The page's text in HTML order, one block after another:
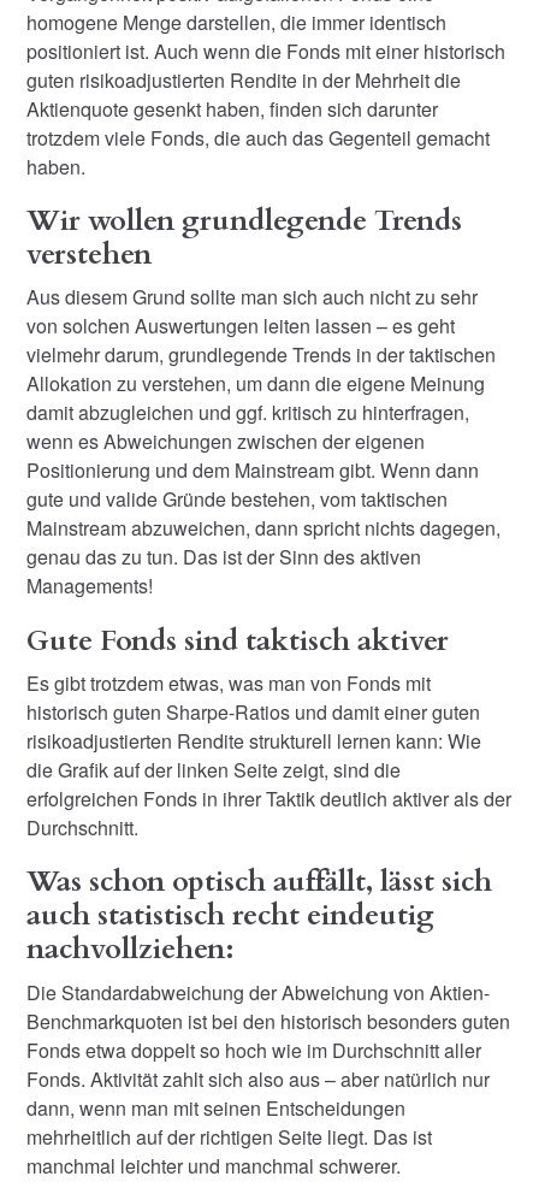
homogene Menge darstellen, die immer identisch
positioniert ist. Auch wenn die Fonds mit einer historisch
guten risikoadjustierten Rendite in der Mehrheit die
Aktienquote gesenkt haben, finden sich darunter
trotzdem viele Fonds, die auch das Gegenteil gemacht
haben.
Wir wollen grundlegende Trends
verstehen
Aus diesem Grund sollte man sich auch nicht zu sehr
von solchen Auswertungen leiten lassen – es geht
vielmehr darum, grundlegende Trends in der taktischen
Allokation zu verstehen, um dann die eigene Meinung
damit abzugleichen und ggf. kritisch zu hinterfragen,
wenn es Abweichungen zwischen der eigenen
Positionierung und dem Mainstream gibt. Wenn dann
gute und valide Gründe bestehen, vom taktischen
Mainstream abzuweichen, dann spricht nichts dagegen,
genau das zu tun. Das ist der Sinn des aktiven
Managements!
Gute Fonds sind taktisch aktiver
Es gibt trotzdem etwas, was man von Fonds mit
historisch guten Sharpe-Ratios und damit einer guten
risikoadjustierten Rendite strukturell lernen kann: Wie
die Grafik auf der linken Seite zeigt, sind die
erfolgreichen Fonds in ihrer Taktik deutlich aktiver als der
Durchschnitt.
Was schon optisch auffällt, lässt sich
auch statistisch recht eindeutig
nachvollziehen:
Die Standardabweichung der Abweichung von Aktien-
Benchmarkquoten ist bei den historisch besonders guten
Fonds etwa doppelt so hoch wie im Durchschnitt aller
Fonds. Aktivität zahlt sich also aus – aber natürlich nur
dann, wenn man mit seinen Entscheidungen
mehrheitlich auf der richtigen Seite liegt. Das ist
manchmal leichter und manchmal schwerer.